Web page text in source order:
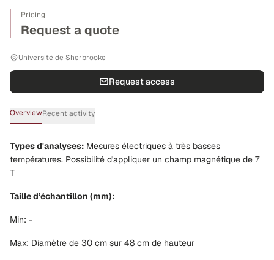
Pricing
Request a quote
Université de Sherbrooke
Request access
OverviewRecent activity
Types d'analyses: Mesures électriques à très basses
températures. Possibilité d'appliquer un champ magnétique de 7
T
Taille d’échantillon (mm):
Min: -
Max: Diamètre de 30 cm sur 48 cm de hauteur